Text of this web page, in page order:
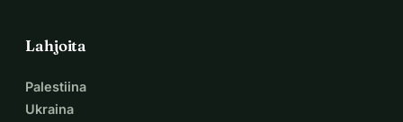
Lahjoita
Palestiina
Ukraina